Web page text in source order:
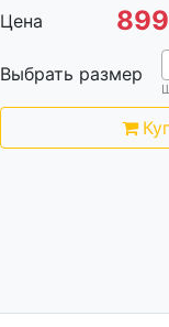
Цена
Выбрать размер